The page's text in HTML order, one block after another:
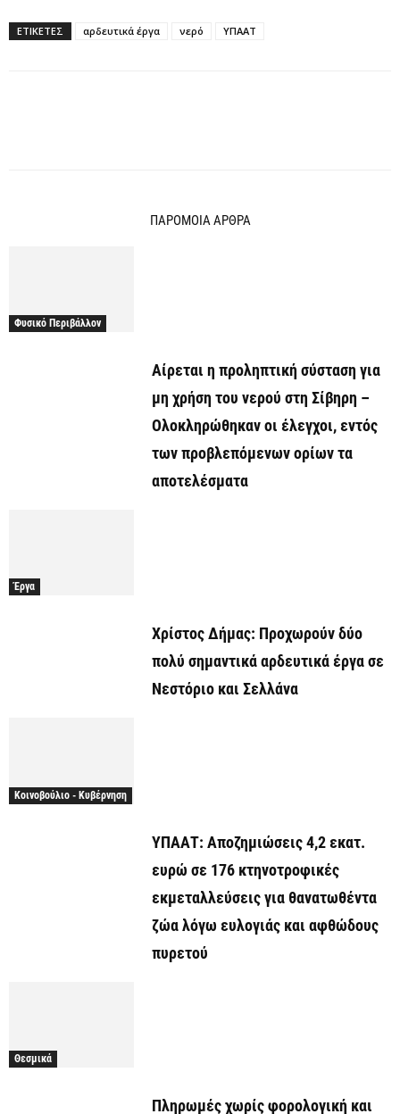
ΕΤΙΚΕΤΕΣ αρδευτικά έργα νερό ΥΠΑΑΤ
ΠΑΡΟΜΟΙΑ ΑΡΘΡΑ
Φυσικό Περιβάλλον
Αίρεται η προληπτική σύσταση για
μη χρήση του νερού στη Σίβηρη –
Ολοκληρώθηκαν οι έλεγχοι, εντός
των προβλεπόμενων ορίων τα
αποτελέσματα
Έργα
Χρίστος Δήμας: Προχωρoύν δύο
πολύ σημαντικά αρδευτικά έργα σε
Νεστόριο και Σελλάνα
Κοινοβούλιο - Κυβέρνηση
ΥΠΑΑΤ: Αποζημιώσεις 4,2 εκατ.
ευρώ σε 176 κτηνοτροφικές
εκμεταλλεύσεις για θανατωθέντα
ζώα λόγω ευλογιάς και αφθώδους
πυρετού
Θεσμικά
Πληρωμές χωρίς φορολογική και